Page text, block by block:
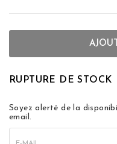
RUPTURE DE STOCK
Soyez alerté de la
email.